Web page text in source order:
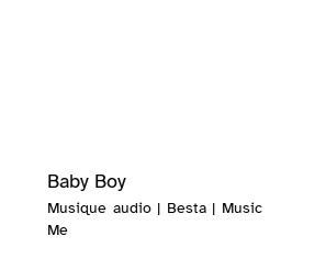
Baby Boy
Musique audio | Besta | Music
Me